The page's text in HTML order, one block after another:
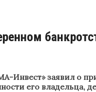
заявил о
его владельца,